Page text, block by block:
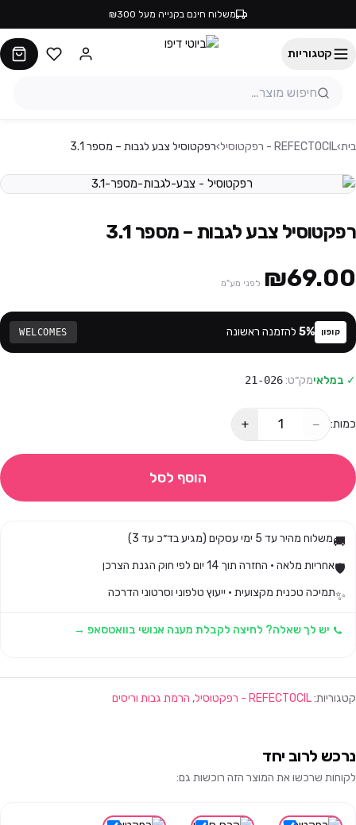
משלוח חינם בקנייה מעל ₪300
קטגוריות
בית›REFECTOCIL - רפקטוסיל ›רפקטוסיל צבע לגבות – מספר 3.1
רפקטוסיל צבע לגבות – מספר 3.1
₪69.00 לפני מע"מ
קופון 5% להזמנה ראשונה WELCOMES
✓ במלאימק״ט:21-026
כמות: −
+
הוסף לסל
🚚משלוח מהיר עד 5 ימי עסקים (מגיע בד״כ עד 3)
🛡️אחריות מלאה · החזרה תוך 14 יום לפי חוק הגנת הצרכן
✨תמיכה טכנית מקצועית · ייעוץ טלפוני וסרטוני הדרכה
יש לך שאלה? לחיצה לקבלת מענה אנושי בוואטסאפ →
קטגוריות:REFECTOCIL - רפקטוסיל , הרמת גבות וריסים
נרכש לרוב יחד
לקוחות שרכשו את המוצר הזה רוכשות גם: